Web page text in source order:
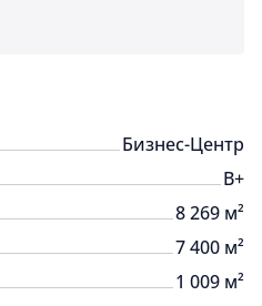
Бизнес-Центр
B+
8 269 м²
7 400 м²
1 009 м²